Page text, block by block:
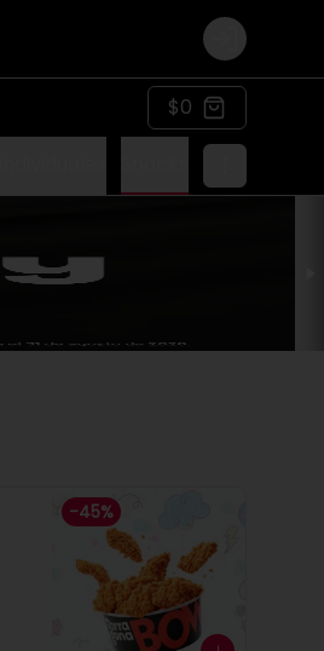
Login
$0
-45%